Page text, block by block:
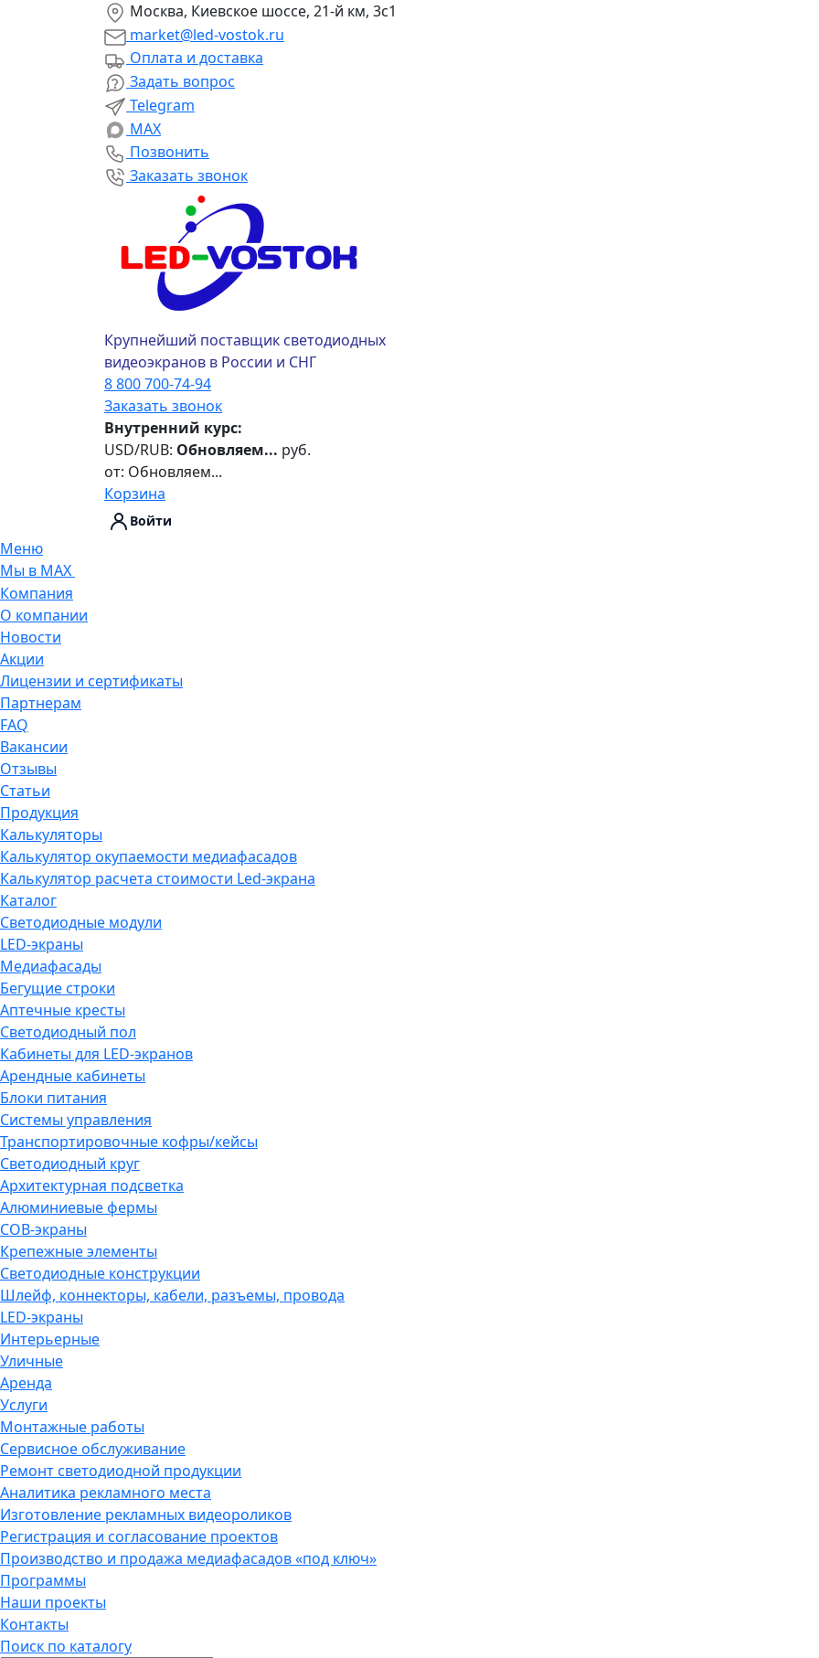
Москва, Киевское шоссе, 21-й км, 3с1
market@led-vostok.ru
Оплата и доставка
Задать вопрос
Telegram
MAX
Позвонить
Заказать звонок
Крупнейший поставщик светодиодных
видеоэкранов в России и СНГ
8 800 700-74-94
Заказать звонок
Внутренний курс:
USD/RUB: Обновляем... руб.
от: Обновляем...
Корзина
Войти
Меню
Мы в MAX
Компания
О компании
Новости
Акции
Лицензии и сертификаты
Партнерам
FAQ
Вакансии
Отзывы
Статьи
Продукция
Калькуляторы
Калькулятор окупаемости медиафасадов
Калькулятор расчета стоимости Led-экрана
Каталог
Светодиодные модули
LED-экраны
Медиафасады
Бегущие строки
Аптечные кресты
Светодиодный пол
Кабинеты для LED-экранов
Арендные кабинеты
Блоки питания
Системы управления
Транспортировочные кофры/кейсы
Светодиодный круг
Архитектурная подсветка
Алюминиевые фермы
COB-экраны
Крепежные элементы
Светодиодные конструкции
Шлейф, коннекторы, кабели, разъемы, провода
LED-экраны
Интерьерные
Уличные
Аренда
Услуги
Монтажные работы
Сервисное обслуживание
Ремонт светодиодной продукции
Аналитика рекламного места
Изготовление рекламных видеороликов
Регистрация и согласование проектов
Производство и продажа медиафасадов «под ключ»
Программы
Наши проекты
Контакты
Поиск по каталогу